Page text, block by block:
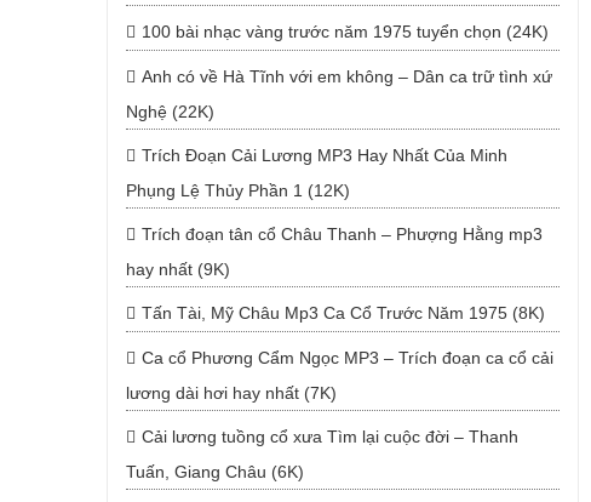
100 bài nhạc vàng trước năm 1975 tuyển chọn (24K)
Anh có về Hà Tĩnh với em không – Dân ca trữ tình xứ
Nghệ (22K)
Trích Đoạn Cải Lương MP3 Hay Nhất Của Minh
Phụng Lệ Thủy Phần 1 (12K)
Trích đoạn tân cổ Châu Thanh – Phượng Hằng mp3
hay nhất (9K)
Tấn Tài, Mỹ Châu Mp3 Ca Cổ Trước Năm 1975 (8K)
Ca cổ Phương Cẩm Ngọc MP3 – Trích đoạn ca cổ cải
lương dài hơi hay nhất (7K)
Cải lương tuồng cổ xưa Tìm lại cuộc đời – Thanh
Tuấn, Giang Châu (6K)